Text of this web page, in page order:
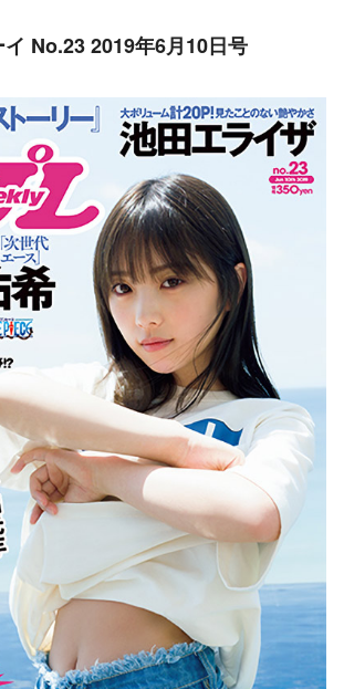
イ No.23 2019年6月10日号